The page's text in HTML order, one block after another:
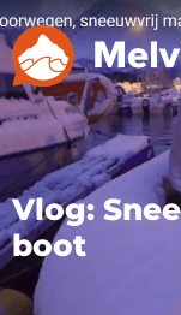
Vlog:
boot